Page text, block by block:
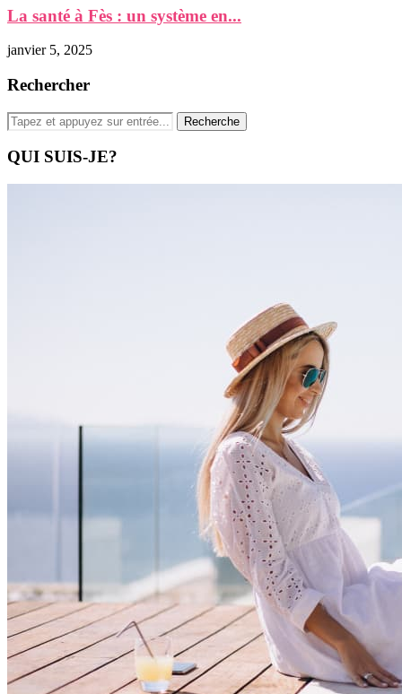
La santé à Fès : un système en...
janvier 5, 2025
Rechercher
QUI SUIS-JE?